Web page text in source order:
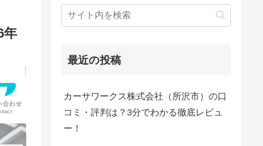
年
最近の投稿
カーサワークス株式会社（所沢市）の口
コミ・評判は？3分でわかる徹底レビュ
ー！